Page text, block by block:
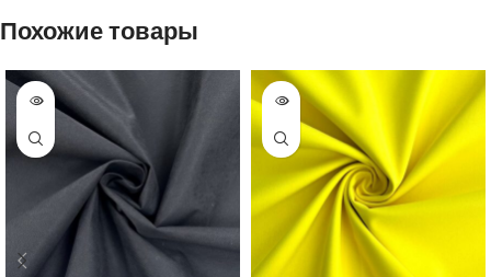
Похожие товары